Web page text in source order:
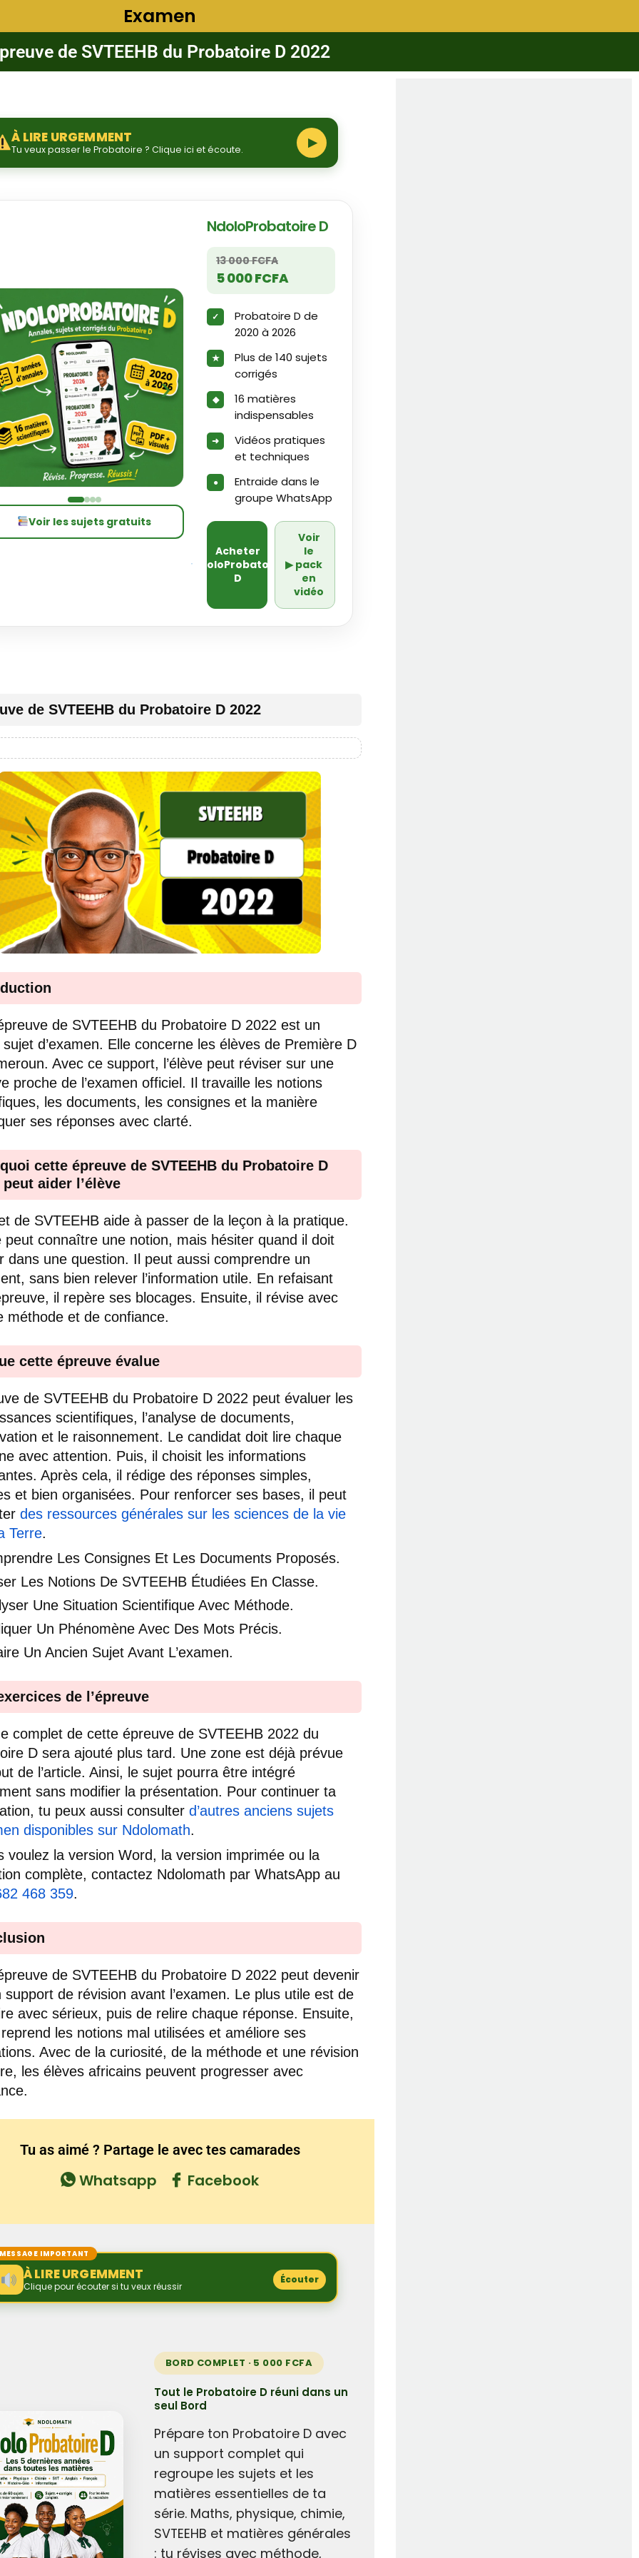
Examen
de SVTEEHB du Probatoire D 2022
À LIRE URGEMMENT
Tu veux passer le Probatoire ? Clique ici et écoute. ▶
›
Voir les sujets gratuits
NdoloProbatoire D
13 000 FCFA
5 000 FCFA
Probatoire D de
2020 à 2026
Plus de 140 sujets
corrigés
16 matières
indispensables
Vidéos pratiques
et techniques
Entraide dans le
groupe WhatsApp
Acheter
NdoloProbatoire
D
▶
Voir
le
pack
en
vidéo
de SVTEEHB du Probatoire D 2022
de SVTEEHB du Probatoire D 2022 est un
d’examen. Elle concerne les élèves de Première D
Avec ce support, l’élève peut réviser sur une
proche de l’examen officiel. Il travaille les notions
les documents, les consignes et la manière
ses réponses avec clarté.
cette épreuve de SVTEEHB du Probatoire D
peut aider l’élève
de SVTEEHB aide à passer de la leçon à la pratique.
peut connaître une notion, mais hésiter quand il doit
dans une question. Il peut aussi comprendre un
sans bien relever l’information utile. En refaisant
il repère ses blocages. Ensuite, il révise avec
méthode et de confiance.
cette épreuve évalue
de SVTEEHB du Probatoire D 2022 peut évaluer les
scientifiques, l’analyse de documents,
et le raisonnement. Le candidat doit lire chaque
avec attention. Puis, il choisit les informations
Après cela, il rédige des réponses simples,
et bien organisées. Pour renforcer ses bases, il peut
des ressources générales sur les sciences de la vie
Terre.
Les Consignes Et Les Documents Proposés.
Les Notions De SVTEEHB Étudiées En Classe.
Une Situation Scientifique Avec Méthode.
Un Phénomène Avec Des Mots Précis.
Un Ancien Sujet Avant L’examen.
de l’épreuve
complet de cette épreuve de SVTEEHB 2022 du
D sera ajouté plus tard. Une zone est déjà prévue
de l’article. Ainsi, le sujet pourra être intégré
sans modifier la présentation. Pour continuer ta
tu peux aussi consulter d’autres anciens sujets
disponibles sur Ndolomath.
voulez la version Word, la version imprimée ou la
complète, contactez Ndolomath par WhatsApp au
468 359.
de SVTEEHB du Probatoire D 2022 peut devenir
support de révision avant l’examen. Le plus utile est de
avec sérieux, puis de relire chaque réponse. Ensuite,
reprend les notions mal utilisées et améliore ses
Avec de la curiosité, de la méthode et une révision
les élèves africains peuvent progresser avec
Tu as aimé ? Partage le avec tes camarades
Whatsapp Facebook
MESSAGE IMPORTANT
À LIRE URGEMMENT
Clique pour écouter si tu veux réussir
Écouter
BORD COMPLET · 5 000 FCFA
Tout le Probatoire D réuni dans un
seul Bord
Prépare ton Probatoire D avec
un support complet qui
regroupe les sujets et les
matières essentielles de ta
série. Maths, physique, chimie,
SVTEEHB et matières générales
: tu révises avec méthode,